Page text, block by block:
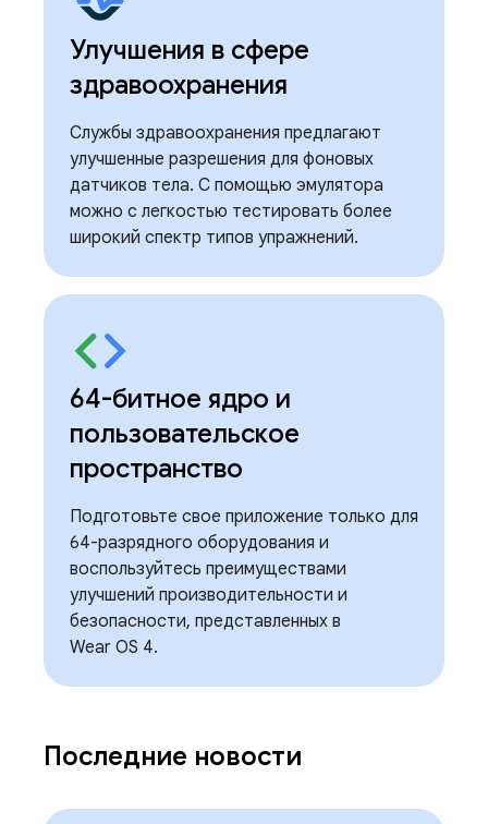
Улучшения в сфере
здравоохранения
Службы здравоохранения предлагают
улучшенные разрешения для фоновых
датчиков тела. С помощью эмулятора
можно с легкостью тестировать более
широкий спектр типов упражнений.
64-битное ядро ​​и
пользовательское
пространство
Подготовьте свое приложение только для
64-разрядного оборудования и
воспользуйтесь преимуществами
улучшений производительности и
безопасности, представленных в
Wear OS 4.
Последние новости